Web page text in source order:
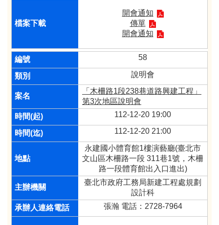
開會通知
傳單
開會通知
58
說明會
「木柵路1段238巷道路興建工程」
第3次地區說明會
112-12-20 19:00
112-12-20 21:00
永建國小體育館1樓演藝廳(臺北市
文山區木柵路一段 311巷1號，木柵
路一段體育館出入口進出)
臺北市政府工務局新建工程處規劃
設計科
張瀚 電話：2728-7964